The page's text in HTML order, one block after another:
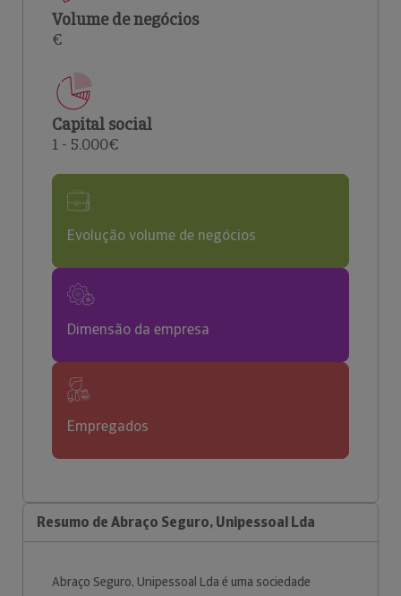
Volume de negócios
€
Capital social
1 - 5.000€
Evolução volume de negócios
Dimensão da empresa
Empregados
Resumo de Abraço Seguro, Unipessoal Lda
Abraço Seguro, Unipessoal Lda é uma sociedade